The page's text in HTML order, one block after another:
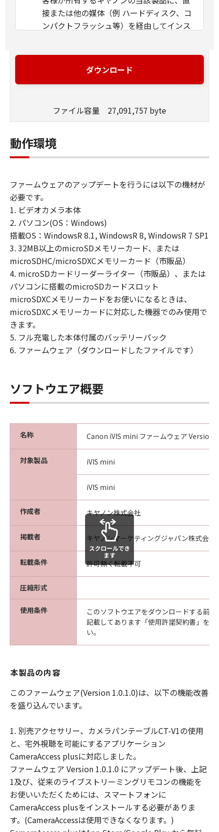
接または他の媒体（例 ハードディスク、コ
ンパクトフラッシュ等）を経由してインス
(2) お客様は、本契約で明示的に規定され
る場合を除き、「許諾ソフトウェア」を、
訳、翻案もしくは他のプログラム言語に書
「許諾ソフトウェア」の全部または一部を
修正、改変、逆アセンブル、逆コンパイル
はならず、また第三者にこのような行為を
させてはなりません。
(3) お客様は、「許諾ソフトウェア」に含
まれるキヤノンの著作権表示を修正、除去
または消去してはなりません。
(4) 本契約に明示的に定める場合を除き、
キヤノンは「許諾ソフトウェア」に関する
キヤノンの知的財産権のいかなる権利もお
客様に付与または許諾するものでもありま
せん。
所有権
護され、キヤノンにより所有されていま
す。お客様は、キヤノンが、本契約に基づ
お客様に譲渡するものではなく、また、キ
ヤノンがかかる権利を保持するものである
出管理法規や規則に従うものとし、また、
ウェア」をいかなる国へ直接もしくは間接
るものとします。
サポートおよびアップデート
キヤノン、キヤノンの子会社、それらの販
売代理店および販売店は、「許諾ソフトウ
ェア」のメンテナンスおよびお客様による
「許諾ソフトウェア」の使用を支援するこ
とについて、いかなる責任も負うものでは
のアップデート、バグの修正またはサポー
トを行う義務もありません。
保証の否認・免責
(AS-IS)』の状態で使用許諾されます。キヤ
ノン、キヤノンの子会社、それらの販売代
理店および販売店、並びに、その他「許諾
ソフトウェア」の取扱者および頒布者は、
「許諾ソフトウェア」に関して、商品性お
よび特定の目的への適合性の保証を含め、
いかなる保証も、明示たると黙示たるとを
問わず一切しないものとします。
(2) キヤノン、キヤノンの子会社、それらの
販売代理店および販売店、並びに、その他
「許諾ソフトウェア」の取扱者および頒布
者は、「許諾ソフトウェア」の使用または
使用不能から生ずるいかなる損害（逸失利
ダウンロード
ファイル容量 27,091,757 byte
動作環境
ファームウェアのアップデートを行うには以下の機材が
必要です。
1. ビデオカメラ本体
2. パソコン(OS：Windows)
搭載OS：WindowsR 8.1, WindowsR 8, WindowsR 7 SP1
3. 32MB以上のmicroSDメモリーカード、または
microSDHC/microSDXCメモリーカード（市販品）
4. microSDカードリーダーライター（市販品）、または
パソコンに搭載のmicroSDカードスロット
microSDXCメモリーカードをお使いになるときは、
microSDXCメモリーカードに対応した機器でのみ使用で
きます。
5. フル充電した本体付属のバッテリーパック
6. ファームウェア（ダウンロードしたファイルです）
ソフトウエア概要
名称 Canon iVIS mini ファームウェア Version
対象製品 iVIS mini
iVIS mini
作成者 キヤノン株式会社
掲載者 キヤノンマーケティングジャパン株式会社
転載条件 許可無く転載不可
圧縮形式
使用条件
このソフトウエアをダウンロードする前
記載してあります「使用許諾契約書」を
い。
スクロールでき
ます
本製品の内容
このファームウェア(Version 1.0.1.0)は、以下の機能改善
を盛り込んでいます。
1. 別売アクセサリー、カメラパンテーブルCT-V1の使用
と、宅外視聴を可能にするアプリケーション
CameraAccess plusに対応しました。
ファームウェア Version 1.0.1.0 にアップデート後、上記
1及び、従来のライブストリーミングリモコンの機能を
お使いいただくためには、スマートフォンに
CameraAccess plusをインストールする必要がありま
す。(CameraAccessは使用できなくなります。)